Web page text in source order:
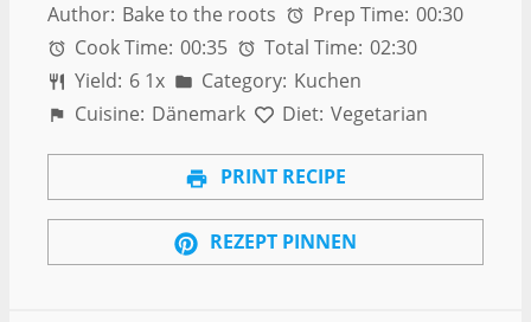
Author: Bake to the roots Prep Time: 00:30
Cook Time: 00:35 Total Time: 02:30
Yield: 6 1x Category: Kuchen
Cuisine: Dänemark Diet: Vegetarian
PRINT RECIPE
REZEPT PINNEN